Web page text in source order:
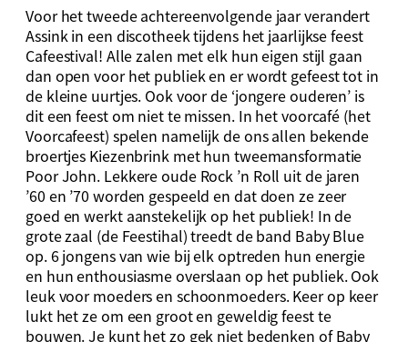
Voor het tweede achtereenvolgende jaar verandert
Assink in een discotheek tijdens het jaarlijkse feest
Cafeestival! Alle zalen met elk hun eigen stijl gaan
dan open voor het publiek en er wordt gefeest tot in
de kleine uurtjes. Ook voor de ‘jongere ouderen’ is
dit een feest om niet te missen. In het voorcafé (het
Voorcafeest) spelen namelijk de ons allen bekende
broertjes Kiezenbrink met hun tweemansformatie
Poor John. Lekkere oude Rock ’n Roll uit de jaren
’60 en ’70 worden gespeeld en dat doen ze zeer
goed en werkt aanstekelijk op het publiek! In de
grote zaal (de Feestihal) treedt de band Baby Blue
op. 6 jongens van wie bij elk optreden hun energie
en hun enthousiasme overslaan op het publiek. Ook
leuk voor moeders en schoonmoeders. Keer op keer
lukt het ze om een groot en geweldig feest te
bouwen. Je kunt het zo gek niet bedenken of Baby